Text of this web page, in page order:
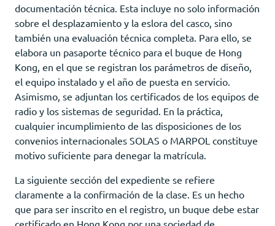
documentación técnica. Esta incluye no solo información
sobre el desplazamiento y la eslora del casco, sino
también una evaluación técnica completa. Para ello, se
elabora un pasaporte técnico para el buque de Hong
Kong, en el que se registran los parámetros de diseño,
el equipo instalado y el año de puesta en servicio.
Asimismo, se adjuntan los certificados de los equipos de
radio y los sistemas de seguridad. En la práctica,
cualquier incumplimiento de las disposiciones de los
convenios internacionales SOLAS o MARPOL constituye
motivo suficiente para denegar la matrícula.
La siguiente sección del expediente se refiere
claramente a la confirmación de la clase. Es un hecho
que para ser inscrito en el registro, un buque debe estar
certificado en Hong Kong por una sociedad de